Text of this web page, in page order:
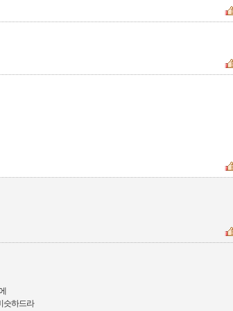
슷하드라